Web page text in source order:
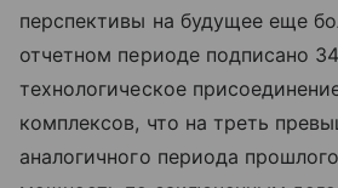
перспективы на будущее еще
отчетном периоде подписано
технологическое
комплексов, что на треть
аналогичного периода